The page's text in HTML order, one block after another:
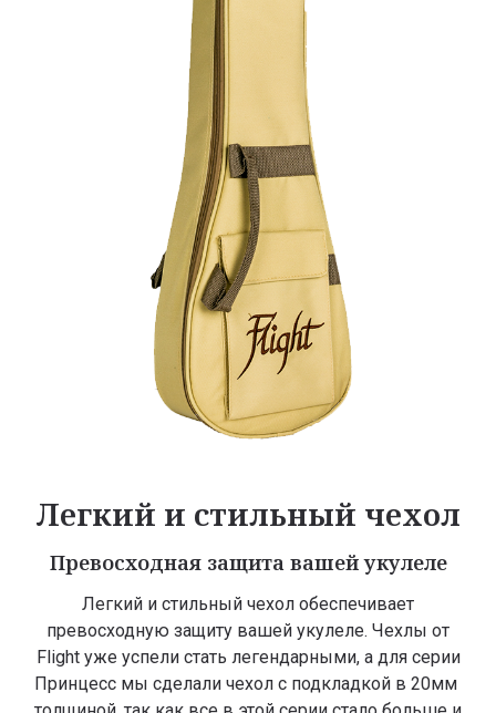
Легкий и стильный чехол
Превосходная защита вашей укулеле
Легкий и стильный чехол обеспечивает
превосходную защиту вашей укулеле. Чехлы от
Flight уже успели стать легендарными, а для серии
Принцесс мы сделали чехол с подкладкой в 20мм